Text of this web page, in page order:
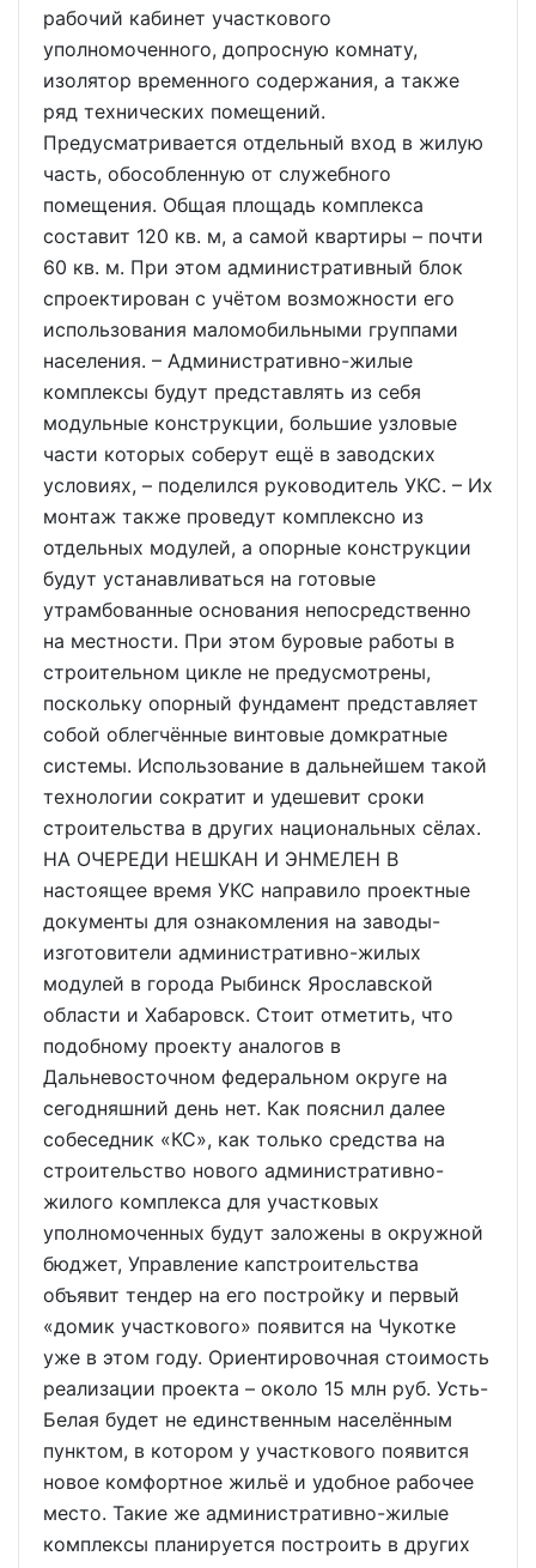
рабочий кабинет участкового
уполномоченного, допросную комнату,
изолятор временного содержания, а также
ряд технических помещений.
Предусматривается отдельный вход в жилую
часть, обособленную от служебного
помещения. Общая площадь комплекса
составит 120 кв. м, а самой квартиры – почти
60 кв. м. При этом административный блок
спроектирован с учётом возможности его
использования маломобильными группами
населения. – Административно-жилые
комплексы будут представлять из себя
модульные конструкции, большие узловые
части которых соберут ещё в заводских
условиях, – поделился руководитель УКС. – Их
монтаж также проведут комплексно из
отдельных модулей, а опорные конструкции
будут устанавливаться на готовые
утрамбованные основания непосредственно
на местности. При этом буровые работы в
строительном цикле не предусмотрены,
поскольку опорный фундамент представляет
собой облегчённые винтовые домкратные
системы. Использование в дальнейшем такой
технологии сократит и удешевит сроки
строительства в других национальных сёлах.
НА ОЧЕРЕДИ НЕШКАН И ЭНМЕЛЕН В
настоящее время УКС направило проектные
документы для ознакомления на заводы-
изготовители административно-жилых
модулей в города Рыбинск Ярославской
области и Хабаровск. Стоит отметить, что
подобному проекту аналогов в
Дальневосточном федеральном округе на
сегодняшний день нет. Как пояснил далее
собеседник «КС», как только средства на
строительство нового административно-
жилого комплекса для участковых
уполномоченных будут заложены в окружной
бюджет, Управление капстроительства
объявит тендер на его постройку и первый
«домик участкового» появится на Чукотке
уже в этом году. Ориентировочная стоимость
реализации проекта – около 15 млн руб. Усть-
Белая будет не единственным населённым
пунктом, в котором у участкового появится
новое комфортное жильё и удобное рабочее
место. Такие же административно-жилые
комплексы планируется построить в других